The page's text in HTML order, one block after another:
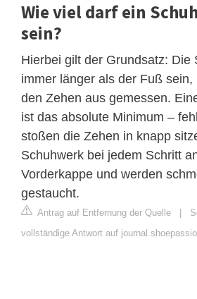
Wie viel darf ein
sein?
Hierbei gilt der Grundsatz: Die
immer länger als der Fuß sein,
den Zehen aus gemessen.
ist das absolute Minimum –
stoßen die Zehen in knapp
Schuhwerk bei jedem Schritt
Vorderkappe und werden
gestaucht.
Antrag auf Entfernung der Quelle
vollständige Antwort auf